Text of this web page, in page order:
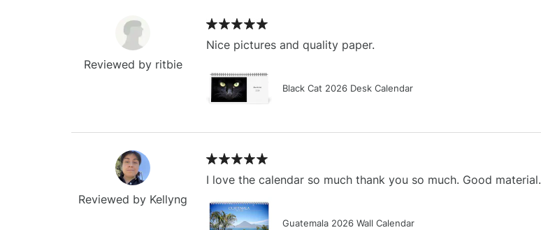
Reviewed by ritbie
Nice pictures and quality paper.
Black Cat 2026 Desk Calendar
Reviewed by Kellyng
I love the calendar so much thank you so much. Good material.
Guatemala 2026 Wall Calendar